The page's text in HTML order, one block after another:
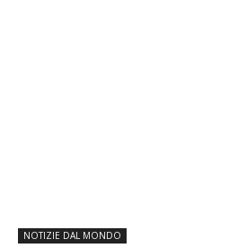
NOTIZIE DAL MONDO